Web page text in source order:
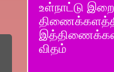
உள்நாட்டு
விதம்